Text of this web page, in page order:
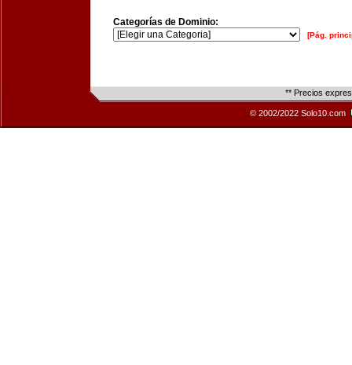
Categorías de Dominio:
[Pág.
** Precios
© 2002/2022 Solo10.com